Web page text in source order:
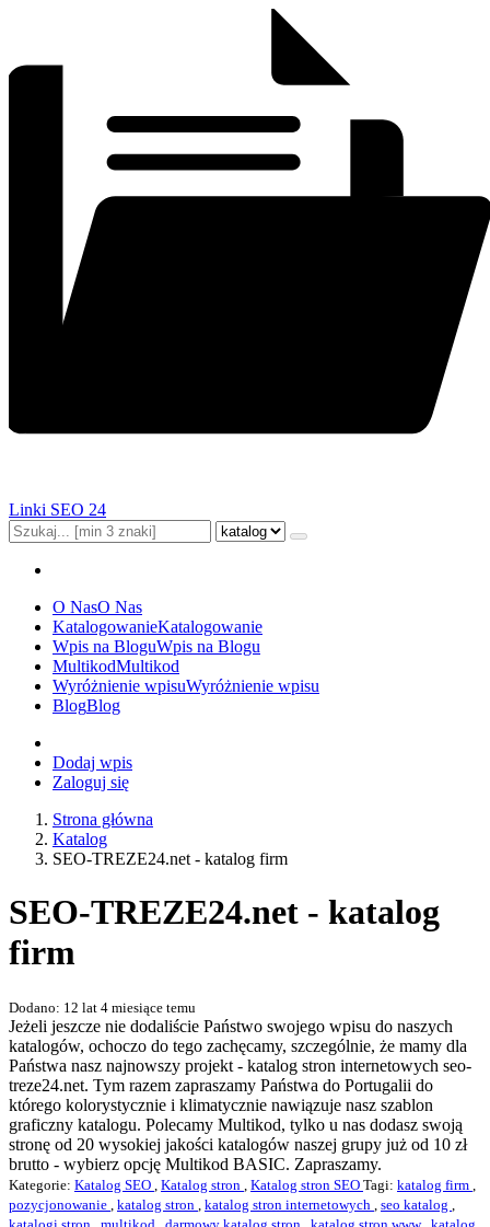
Linki SEO 24
O NasO Nas
KatalogowanieKatalogowanie
Wpis na BloguWpis na Blogu
MultikodMultikod
Wyróżnienie wpisuWyróżnienie wpisu
BlogBlog
Dodaj wpis
Zaloguj się
Strona główna
Katalog
SEO-TREZE24.net - katalog firm
SEO-TREZE24.net - katalog
firm
Dodano: 12 lat 4 miesiące temu
Jeżeli jeszcze nie dodaliście Państwo swojego wpisu do naszych
katalogów, ochoczo do tego zachęcamy, szczególnie, że mamy dla
Państwa nasz najnowszy projekt - katalog stron internetowych seo-
treze24.net. Tym razem zapraszamy Państwa do Portugalii do
którego kolorystycznie i klimatycznie nawiązuje nasz szablon
graficzny katalogu. Polecamy Multikod, tylko u nas dodasz swoją
stronę od 20 wysokiej jakości katalogów naszej grupy już od 10 zł
brutto - wybierz opcję Multikod BASIC. Zapraszamy.
Kategorie: Katalog SEO Katalog stron Katalog stron SEO Tagi: katalog firm
pozycjonowanie katalog stron katalog stron internetowych seo katalog